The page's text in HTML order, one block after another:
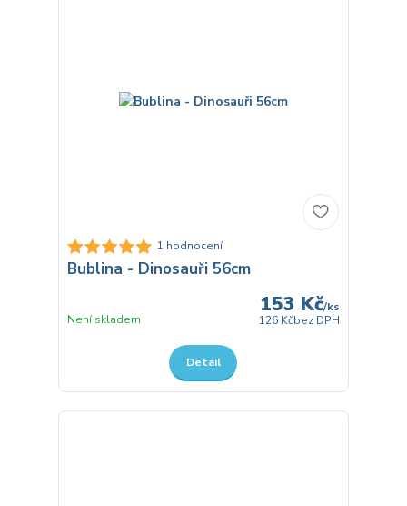
1 hodnocení
Bublina - Dinosauři 56cm
153 Kč/ks
126 Kčbez DPH
Není skladem
Detail